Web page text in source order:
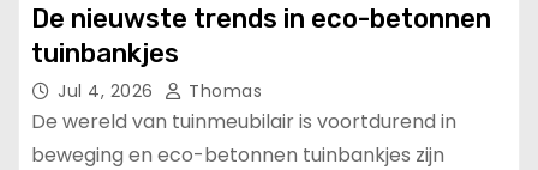
De nieuwste trends in eco-betonnen
tuinbankjes
Jul 4, 2026 Thomas
De wereld van tuinmeubilair is voortdurend in
beweging en eco-betonnen tuinbankjes zijn